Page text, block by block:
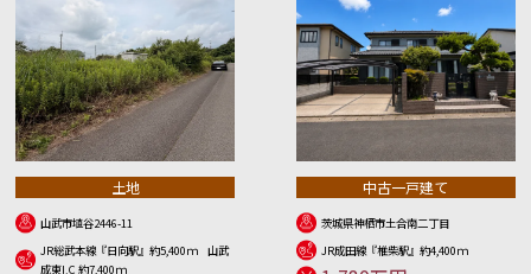
土地
山武市埴谷2446-11
JR総武本線『日向駅』約5,400ｍ 山武
成東I.C 約7,400ｍ
中古一戸建て
茨城県神栖市土合南二丁目
JR成田線『椎柴駅』約4,400ｍ